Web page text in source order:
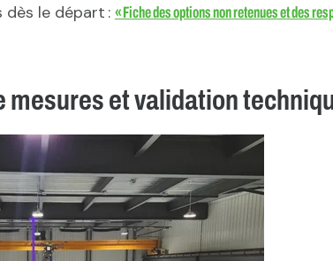
dès le départ : « Fiche des options non retenues et des
mesures et validation